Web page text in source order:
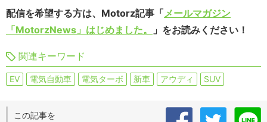
配信を希望する方は、Motorz記事「メールマガジン
「MotorzNews」はじめました。
」をお読みください！
関連キーワード
EV 電気自動車 電気ターボ 新車 アウディ SUV
この記事を